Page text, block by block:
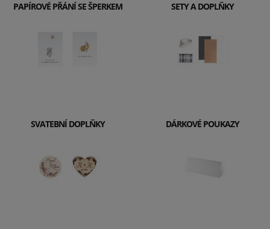
PAPÍROVÉ PŘÁNÍ SE ŠPERKEM SETY A DOPLŇKY
SVATEBNÍ DOPLŇKY DÁRKOVÉ POUKAZY